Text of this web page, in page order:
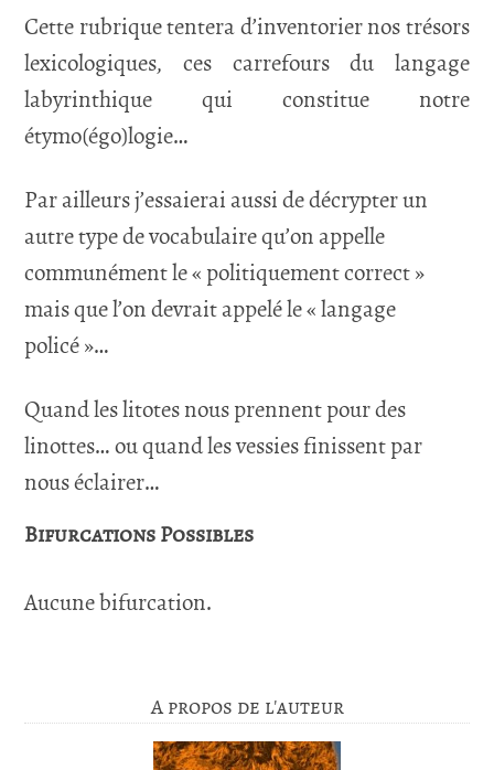
Cette rubrique tentera d’inventorier nos trésors
lexicologiques, ces carrefours du langage
labyrinthique qui constitue notre
étymo(égo)logie…
Par ailleurs j’essaierai aussi de décrypter un
autre type de vocabulaire qu’on appelle
communément le « politiquement correct »
mais que l’on devrait appelé le « langage
policé »…
Quand les litotes nous prennent pour des
linottes… ou quand les vessies finissent par
nous éclairer…
Bifurcations Possibles
Aucune bifurcation.
A propos de l'auteur